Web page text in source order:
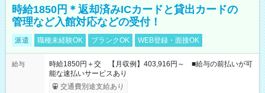
時給1850円＊返却済みICカードと貸出カードの
管理など入館対応などの受付！
派遣 職種未経験OK ブランクOK WEB登録・面接OK
給与
時給1850円＋交 【月収例】403,916円～ ■給与の前払いが可
能な速払いサービスあり
交通費別途支給あり